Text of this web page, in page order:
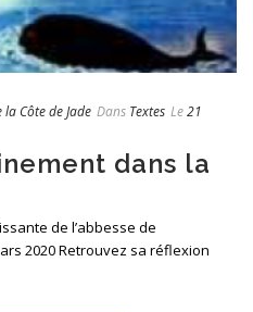
la Côte de Jade Dans Textes Le21
dans la
de l’abbesse de
2020 Retrouvez sa réflexion